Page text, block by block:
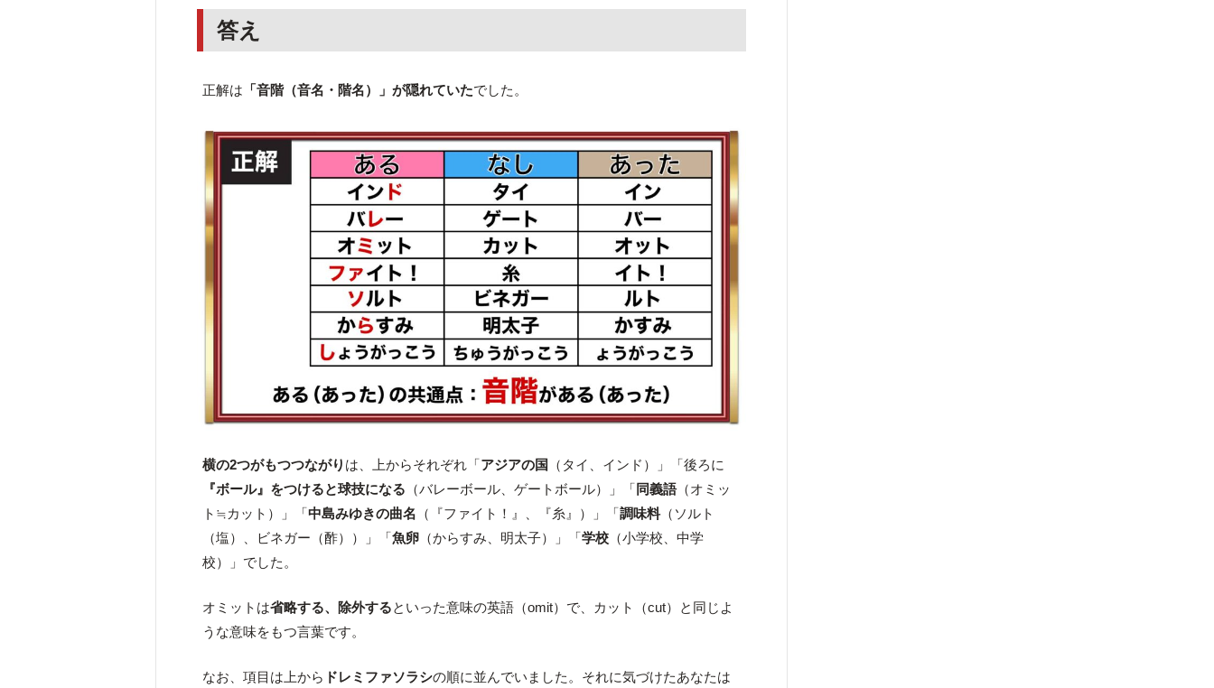
答え
正解は 「音階（音名・階名）」が隠れていたでした。
横の2つがもつつながり は、上からそれぞれ「アジアの国
（タイ、インド）」「後ろに
『ボール』をつけると球技になる （バレーボール、ゲートボール）」「 同義語（オミッ
ト≒カット）」「中島みゆきの曲名 （『ファイト！』、『糸』）」「調味料（ソルト
（塩）、ビネガー（酢））」「魚卵 （からすみ、明太子）」「学校 （小学校、中学
校）」でした。
オミットは省略する、除外するといった意味の英語（omit）で、カット（cut）と同じよ
うな意味をもつ言葉です。
なお、項目は上から ドレミファソラシの順に並んでいました。それに気づけたあなたは